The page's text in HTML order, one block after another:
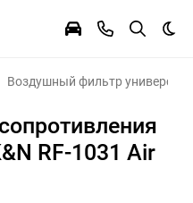
Воздушный фильтр
RF-1031 Air